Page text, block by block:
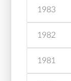
1983
1982
1981